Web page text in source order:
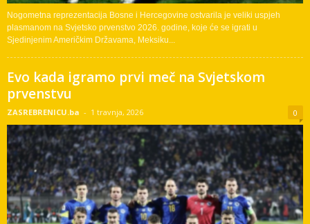
Nogometna reprezentacija Bosne i Hercegovine ostvarila je veliki uspjeh
plasmanom na Svjetsko prvenstvo 2026. godine, koje će se igrati u
Sjedinjenim Američkim Državama, Meksiku...
Evo kada igramo prvi meč na Svjetskom
prvenstvu
ZASREBRENICU.ba - 1 travnja, 2026 0